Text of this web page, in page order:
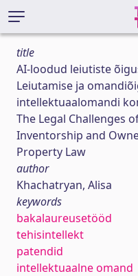
title
AI-loodud leiutiste
Leiutamise ja
intellektuaalomandi
The Legal Challenges
Inventorship and
Property Law
author
Khachatryan, Alisa
keywords
bakalaureusetööd
tehisintellekt
patendid
intellektuaalne omand